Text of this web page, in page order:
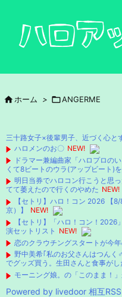
 ホーム > ANGERME
三十路女子×後輩男子、近づく心と
ハロメンのお〇 NEW!
ドラマー兼編曲家「ハロプロの
くて8ビートのウラ(アップビート)
明日当券でハロコン行こうと思
てて萎えたので行くのやめた NEW!
【セトリ】ハロ！コン 2026 【
京）】
NEW!
【セトリ】「ハロ！コン！
演セットリスト NEW!
恋のクラウチングスタートが今
野中美希｢私のお父さんはつん
でグッズ買う。生田さんと食事が
モーニング娘。の「このまま！
Powered by livedoor 相互RSS